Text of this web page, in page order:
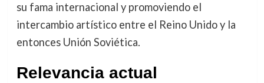
su fama internacional y promoviendo el
intercambio artístico entre el Reino Unido y la
entonces Unión Soviética.
Relevancia actual